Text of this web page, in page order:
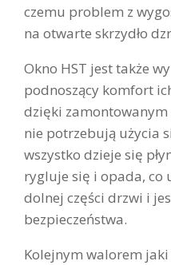
czemu problem z
na otwarte skrzydło
Okno HST jest także
podnoszący komfort
dzięki
nie potrzebują użycia
wszystko dzieje się
rygluje się i opada, co
dolnej części drzwi i
bezpieczeństwa.
Kolejnym walorem